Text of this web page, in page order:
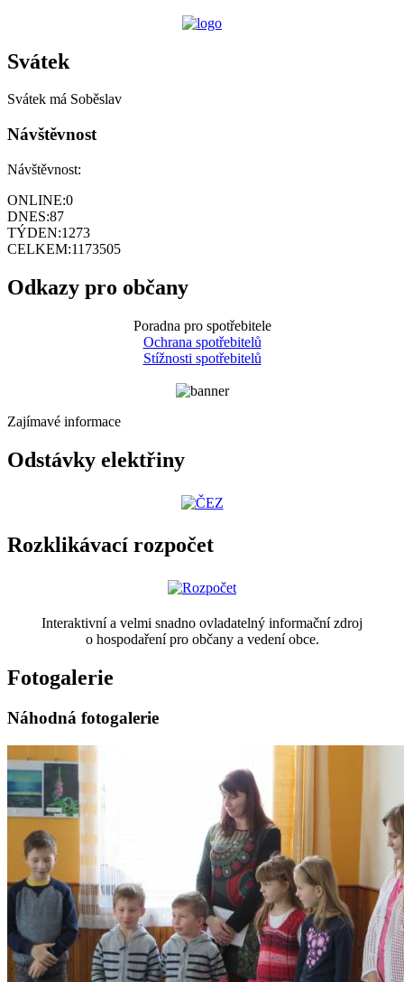
Svátek
Svátek má Soběslav
Návštěvnost
Návštěvnost:
ONLINE:0
DNES:87
TÝDEN:1273
CELKEM:1173505
Odkazy pro občany
Poradna pro spotřebitele
Ochrana spotřebitelů
Stížnosti spotřebitelů
Zajímavé informace
Odstávky elektřiny
Rozklikávací rozpočet
Interaktivní a velmi snadno ovladatelný informační zdroj
o hospodaření pro občany a vedení obce.
Fotogalerie
Náhodná fotogalerie